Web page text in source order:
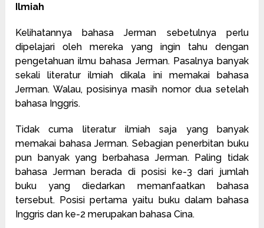
Ilmiah
Kelihatannya bahasa Jerman sebetulnya perlu
dipelajari oleh mereka yang ingin tahu dengan
pengetahuan ilmu bahasa Jerman. Pasalnya banyak
sekali literatur ilmiah dikala ini memakai bahasa
Jerman. Walau, posisinya masih nomor dua setelah
bahasa Inggris.
Tidak cuma literatur ilmiah saja yang banyak
memakai bahasa Jerman. Sebagian penerbitan buku
pun banyak yang berbahasa Jerman. Paling tidak
bahasa Jerman berada di posisi ke-3 dari jumlah
buku yang diedarkan memanfaatkan bahasa
tersebut. Posisi pertama yaitu buku dalam bahasa
Inggris dan ke-2 merupakan bahasa Cina.